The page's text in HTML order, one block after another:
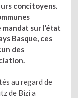
concitoyens.
sur l’état
Basque, ces
des
au regard de
de Bizi a